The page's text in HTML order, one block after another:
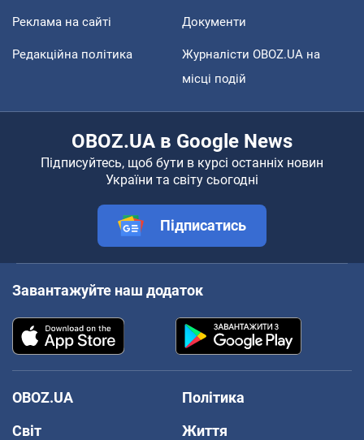
Реклама на сайті Документи
Редакційна політика
Журналісти OBOZ.UA на
місці подій
OBOZ.UA в Google News
Підписуйтесь, щоб бути в курсі останніх новин
України та світу сьогодні
Підписатись
Завантажуйте наш додаток
OBOZ.UA
Політика
Світ
Життя